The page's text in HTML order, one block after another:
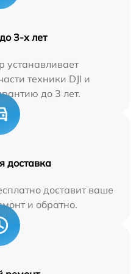
3-х лет
устанавливает
техники DJI и
до 3 лет.
доставка
доставит ваше
и обратно.